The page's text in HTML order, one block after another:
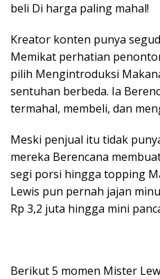
beli Di harga paling mahal!
Kreator konten punya
Memikat perhatian
pilih Mengintroduksi
sentuhan berbeda. Ia
termahal, membeli, dan
Meski penjual itu tidak
mereka Berencana
segi porsi hingga topping
Lewis pun pernah jajan
Rp 3,2 juta hingga mini
Berikut 5 momen Mister